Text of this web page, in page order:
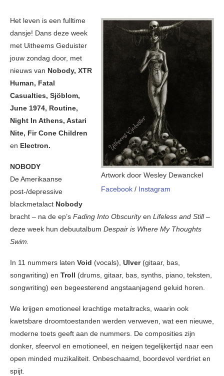
Artwork door Wesley Dewanckel
Facebook / Instagram
Het leven is een fulltime
dansje! Dans deze week
met Uitheems Geduister
jouw zondag door, met
nieuws van Nobody, XTR
Human, Fatal
Casualties, Sjöblom,
June 1974, Routine,
Night In Athens, Astari
Nite, Fir Cone Children
en Electron.
NOBODY
De Amerikaanse
post-/depressive
blackmetalact Nobody
bracht – na de ep’s Fading Into Obscurityen Lifeless and Still –
deze week hun debuutalbum Despair is Where My Thoughts
Swim.
In 11 nummers laten Void (vocals), Ulver(gitaar, bas,
songwriting) en Troll (drums, gitaar, bas, synths, piano, teksten,
songwriting) een begeesterend angstaanjagend geluid horen.
We krijgen emotioneel krachtige metaltracks, waarin ook
kwetsbare droomtoestanden werden verweven, wat een nieuwe,
moderne toets geeft aan de nummers. De composities zijn
donker, sfeervol en emotioneel, en neigen tegelijkertijd naar een
open minded muzikaliteit. Onbeschaamd, boordevol verdriet en
spijt.